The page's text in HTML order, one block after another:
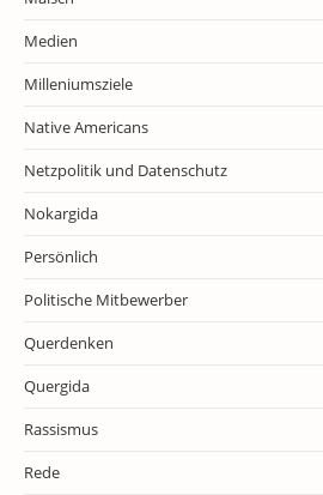
Medien
Milleniumsziele
Native Americans
Netzpolitik und Datenschutz
Nokargida
Persönlich
Politische Mitbewerber
Querdenken
Quergida
Rassismus
Rede